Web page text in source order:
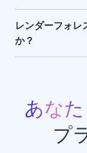
です。
レンダーフォレ
え、Sora 2、
Seedance 2.0
性のある動画
ウエブサイト制
レンダーフォレ
か？
レンダーフォレ
などの豊富な
ー、ビジネス
のプロフェッ
できる点で高く
あなた
プ